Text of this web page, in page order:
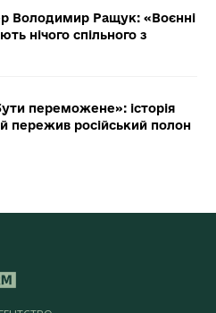
Володимир Ращук: «Воєнні
нічого спільного з
переможене»: історія
пережив російський полон